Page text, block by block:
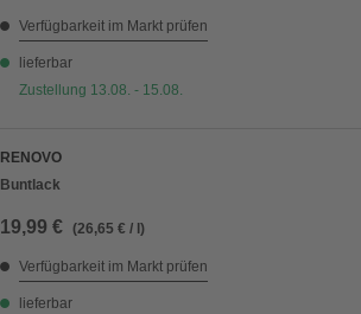
Verfügbarkeit im Markt prüfen
lieferbar
Zustellung 13.08. - 15.08.
RENOVO
Buntlack
19,99 € (26,65 € / l)
Verfügbarkeit im Markt prüfen
lieferbar